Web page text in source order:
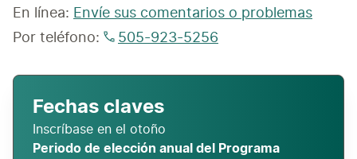
Fechas claves
Inscríbase en el otoño
Periodo de elección anual del Programa
En línea: Envíe sus comentarios o problemas
Por teléfono:
505-923-5256